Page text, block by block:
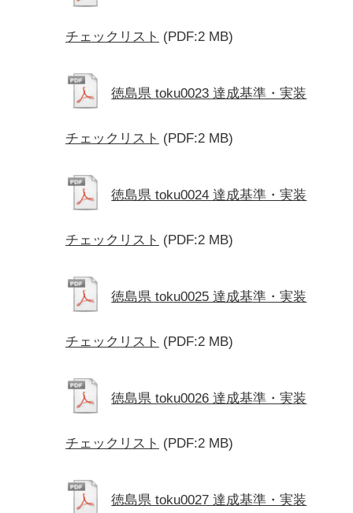
チェックリスト (PDF:2 MB)
徳島県 toku0023 達成基準・実装
チェックリスト (PDF:2 MB)
徳島県 toku0024 達成基準・実装
チェックリスト (PDF:2 MB)
徳島県 toku0025 達成基準・実装
チェックリスト (PDF:2 MB)
徳島県 toku0026 達成基準・実装
チェックリスト (PDF:2 MB)
徳島県 toku0027 達成基準・実装